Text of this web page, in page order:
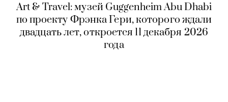
Art & Travel: музей Guggenheim Abu Dhabi
по проекту Фрэнка Гери, которого ждали
двадцать лет, откроется 11 декабря 2026
года